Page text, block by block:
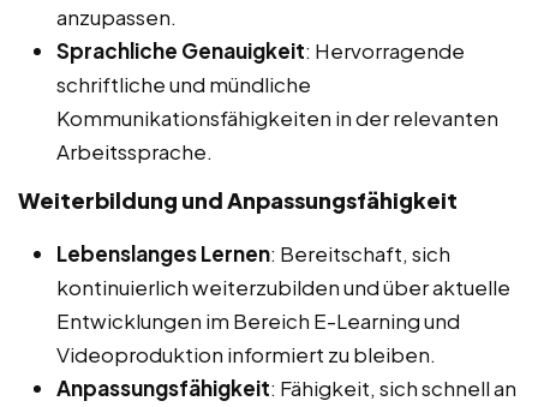
anzupassen.
Sprachliche Genauigkeit: Hervorragende
schriftliche und mündliche
Kommunikationsfähigkeiten in der relevanten
Arbeitssprache.
Weiterbildung und Anpassungsfähigkeit
Lebenslanges Lernen: Bereitschaft, sich
kontinuierlich weiterzubilden und über aktuelle
Entwicklungen im Bereich E-Learning und
Videoproduktion informiert zu bleiben.
Anpassungsfähigkeit: Fähigkeit, sich schnell an